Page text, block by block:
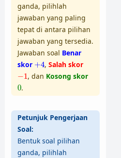
ganda, pilihlah
jawaban yang paling
tepat di antara pilihan
jawaban yang tersedia.
Jawaban soal Benar
skor +4
+ 4, Salah skor
−1
1 , dan Kosong skor
0
0.
Petunjuk Pengerjaan
Soal:
Bentuk soal pilihan
ganda, pilihlah